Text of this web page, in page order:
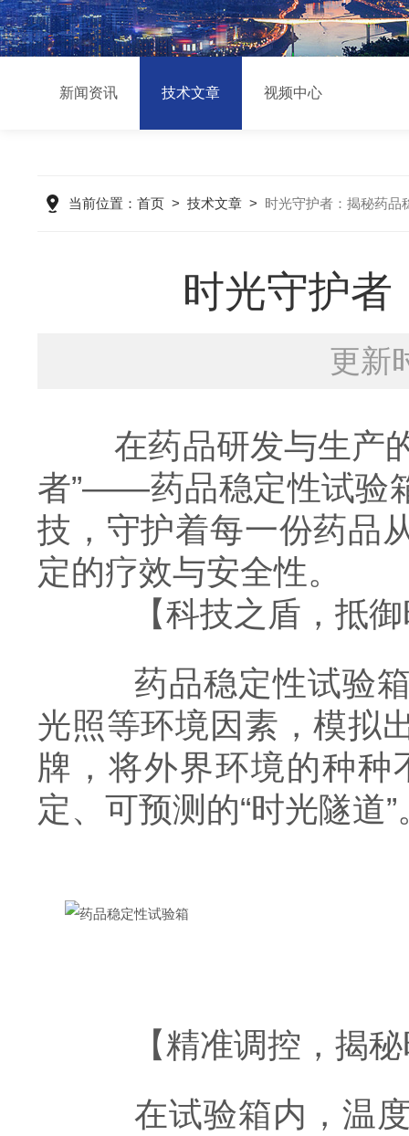
新闻资讯 技术文章 视频中心
当前位置： 首页> 技术文章> 时光守护者：揭秘药品
时光守护者
更新
在药品研发与生产的
者”——药品稳定性试验
技，守护着每一份药品
定的疗效与安全性。
【科技之盾，抵御
药品稳定性试验箱
光照等环境因素，模拟
牌，将外界环境的种
定、可预测的“时光隧道”
【精准调控，揭秘
在试验箱内，温度